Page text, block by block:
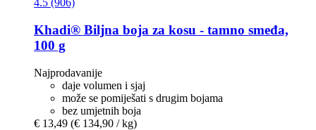
4.5 (906)
Khadi® Biljna boja za kosu -​ tamno smeđa,
100 g
Najprodavanije
daje volumen i sjaj
može se pomiješati s drugim bojama
bez umjetnih boja
€ 13,49 (€ 134,90 / kg)